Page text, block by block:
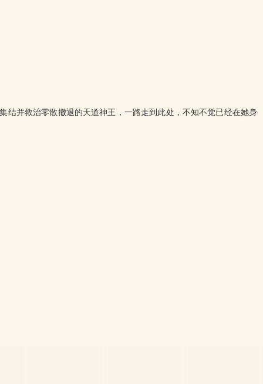
结并救治零散撤退的天道神王，一路走到此处，不知不觉已经在她身